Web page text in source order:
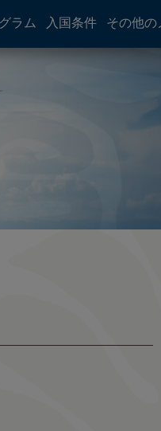
ラム 入国条件 その他の